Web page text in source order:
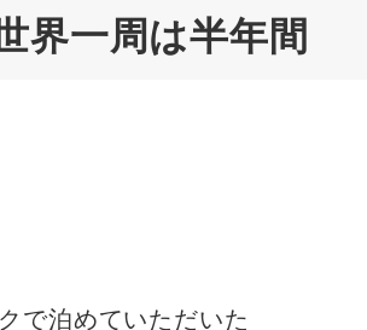
界一周は半年間
で泊めていただいた